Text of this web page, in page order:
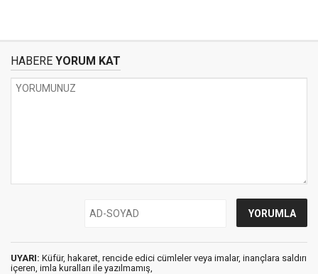
HABERE YORUM KAT
UYARI: Küfür, hakaret, rencide edici cümleler veya imalar, inançlara saldırı
içeren, imla kuralları ile yazılmamış,